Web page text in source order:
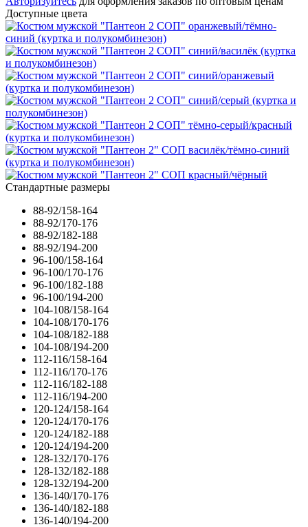
Доступные цвета
Стандартные размеры
88-92/158-164
88-92/170-176
88-92/182-188
88-92/194-200
96-100/158-164
96-100/170-176
96-100/182-188
96-100/194-200
104-108/158-164
104-108/170-176
104-108/182-188
104-108/194-200
112-116/158-164
112-116/170-176
112-116/182-188
112-116/194-200
120-124/158-164
120-124/170-176
120-124/182-188
120-124/194-200
128-132/170-176
128-132/182-188
128-132/194-200
136-140/170-176
136-140/182-188
136-140/194-200